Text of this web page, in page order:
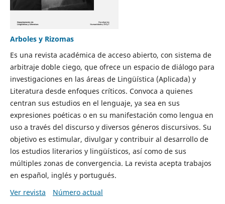
Arboles y Rizomas
Es una revista académica de acceso abierto, con sistema de
arbitraje doble ciego, que ofrece un espacio de diálogo para
investigaciones en las áreas de Lingüística (Aplicada) y
Literatura desde enfoques críticos. Convoca a quienes
centran sus estudios en el lenguaje, ya sea en sus
expresiones poéticas o en su manifestación como lengua en
uso a través del discurso y diversos géneros discursivos. Su
objetivo es estimular, divulgar y contribuir al desarrollo de
los estudios literarios y lingüísticos, así como de sus
múltiples zonas de convergencia. La revista acepta trabajos
en español, inglés y portugués.
Ver revista
Número actual